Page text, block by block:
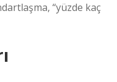
“yüzde kaç